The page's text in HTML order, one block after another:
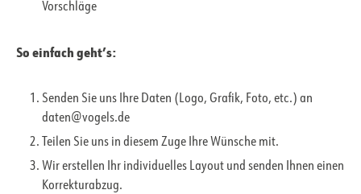
Vorschläge
So einfach geht’s:
Senden Sie uns Ihre Daten (Logo, Grafik, Foto, etc.) an
daten@vogels.de
Teilen Sie uns in diesem Zuge Ihre Wünsche mit.
Wir erstellen Ihr individuelles Layout und senden Ihnen einen
Korrekturabzug.